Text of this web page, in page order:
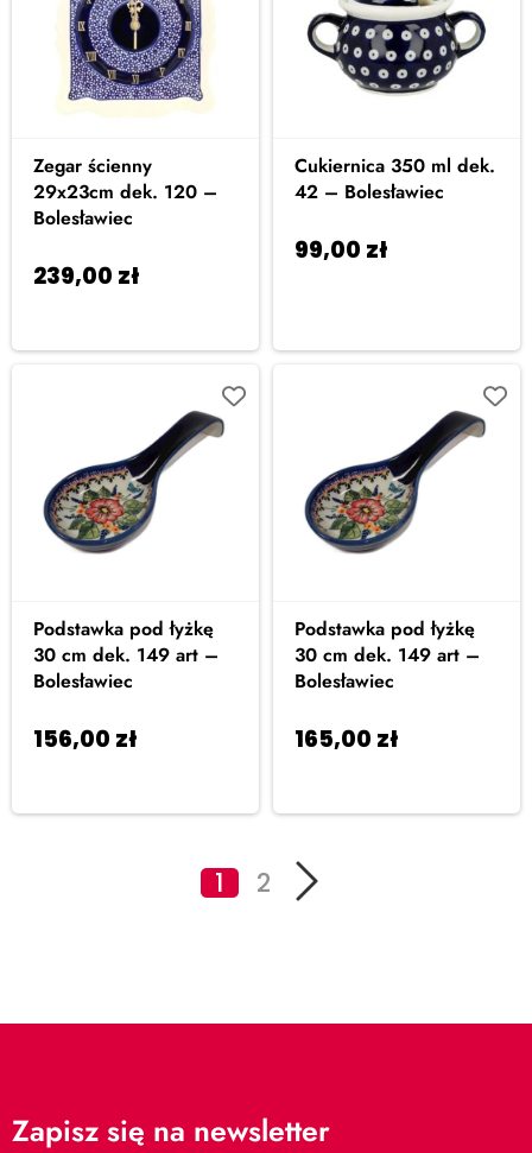
Zegar ścienny
29x23cm dek. 120 –
Bolesławiec
239,00 zł
Cukiernica 350 ml dek.
42 – Bolesławiec
99,00 zł
Podstawka pod łyżkę
30 cm dek. 149 art –
Bolesławiec
156,00 zł
Podstawka pod łyżkę
30 cm dek. 149 art –
Bolesławiec
165,00 zł
1 2
Zapisz się na newsletter